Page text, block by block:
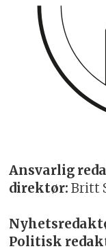
Ansvarlig
direktør: Britt
Politisk